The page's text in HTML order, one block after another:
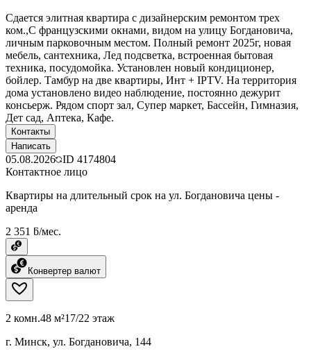
Сдается элитная квартира с дизайнерским ремонтом трех
ком.,С французскими окнами, видом на улицу Богдановича,
личным парковочным местом. Полный ремонт 2025г, новая
мебель, сантехника, Лед подсветка, встроенная бытовая
техника, посудомойка. Установлен новый кондиционер,
бойлер. Тамбур на две квартиры, Инт + IPTV. На территория
дома установлено видео наблюдение, постоянно дежурит
консьерж. Рядом спорт зал, Супер маркет, Бассейн, Гимназия,
Дет сад, Аптека, Кафе.
Контакты
Написать
05.08.2026 ID 4174804
Контактное лицо
Квартиры на длительный срок на ул. Богдановича цены -
аренда
2 351 ƃ/мес.
Конвертер валют
2 комн.48 м²17/22 этаж
г. Минск, ул. Богдановича, 144